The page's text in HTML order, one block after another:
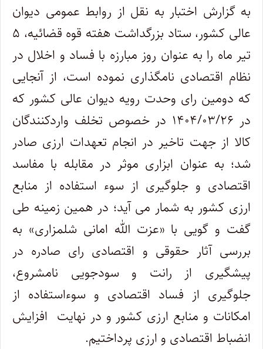
به گزارش اختبار به نقل از روابط عمومی دیوان
عالی کشور، ستاد بزرگداشت هفته قوه قضائیه، ۵
تیر ماه را به عنوان روز مبارزه با فساد و اخلال در
نظام اقتصادی نامگذاری نموده است، از آنجایی
که دومین رای وحدت رویه دیوان عالی کشور که
در ۱۴۰۴/۰۳/۲۶ در خصوص تخلف واردکنندگان
کالا از جهت تاخیر در انجام تعهدات ارزی صادر
شد؛ به عنوان ابزاری موثر در مقابله با مفاسد
اقتصادی و جلوگیری از سوء استفاده از منابع
ارزی کشور به شمار می آید؛ در همین زمینه طی
گفت و گویی با «عزت الله امانی شلمزاری» به
بررسی آثار حقوقی و اقتصادی رای صادره در
پیشگیری از رانت و سودجویی نامشروع،
جلوگیری از فساد اقتصادی و سوءاستفاده از
امکانات و منابع ارزی کشور و در نهایت افزایش
انضباط اقتصادی و ارزی پرداختیم.